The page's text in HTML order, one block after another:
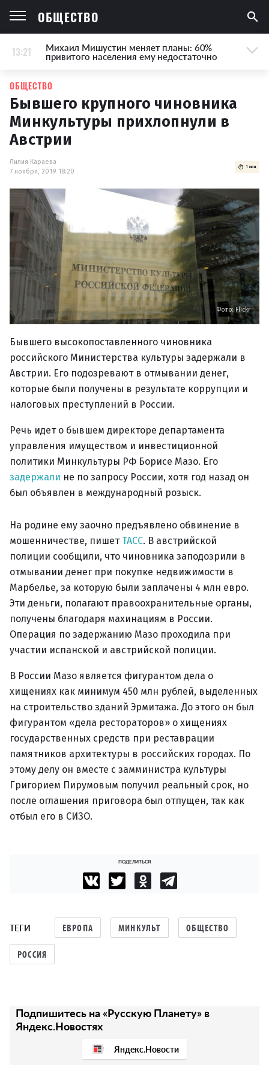
ОБЩЕСТВО
13:21 Михаил Мишустин меняет планы: 60%
привитого населения ему недостаточно
ОБЩЕСТВО
Бывшего крупного чиновника
Минкультуры прихлопнули в
Австрии
Лилия Караева
7 ноября, 2019 18:20
1 мин
Фото: Flickr
Бывшего высокопоставленного чиновника
российского Министерства культуры задержали в
Австрии. Его подозревают в отмывании денег,
которые были получены в результате коррупции и
налоговых преступлений в России.
Речь идет о бывшем директоре департамента
управления имуществом и инвестиционной
политики Минкультуры РФ Борисе Мазо. Его
задержали не по запросу России, хотя год назад он
был объявлен в международный розыск.
На родине ему заочно предъявлено обвинение в
мошенничестве, пишет ТАСС. В австрийской
полиции сообщили, что чиновника заподозрили в
отмывании денег при покупке недвижимости в
Марбелье, за которую были заплачены 4 млн евро.
Эти деньги, полагают правоохранительные органы,
получены благодаря махинациям в России.
Операция по задержанию Мазо проходила при
участии испанской и австрийской полиции.
В России Мазо является фигурантом дела о
хищениях как минимум 450 млн рублей, выделенных
на строительство зданий Эрмитажа. До этого он был
фигурантом «дела рестораторов» о хищениях
государственных средств при реставрации
памятников архитектуры в российских городах. По
этому делу он вместе с замминистра культуры
Григорием Пирумовым получил реальный срок, но
после оглашения приговора был отпущен, так как
отбыл его в СИЗО.
ПОДЕЛИТЬСЯ
ТЕГИ ЕВРОПА МИНКУЛЬТ ОБЩЕСТВО
РОССИЯ
Подпишитесь на «Русскую Планету» в
Яндекс.Новостях
Яндекс.Новости